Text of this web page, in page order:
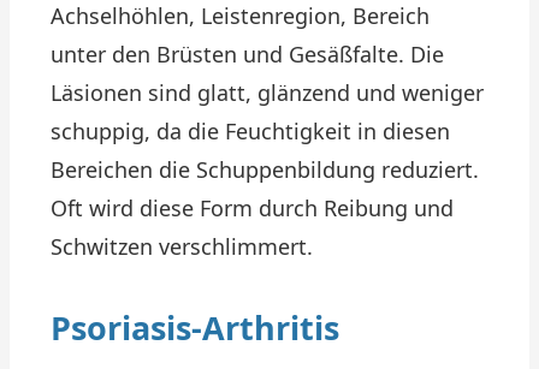
Achselhöhlen, Leistenregion, Bereich
unter den Brüsten und Gesäßfalte. Die
Läsionen sind glatt, glänzend und weniger
schuppig, da die Feuchtigkeit in diesen
Bereichen die Schuppenbildung reduziert.
Oft wird diese Form durch Reibung und
Schwitzen verschlimmert.
Psoriasis-Arthritis